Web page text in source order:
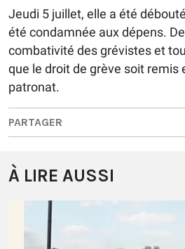
Jeudi 5 juillet, elle a été
été condamnée aux dépens.
combativité des grévistes et
que le droit de grève soit remis
patronat.
PARTAGER
À LIRE AUSSI